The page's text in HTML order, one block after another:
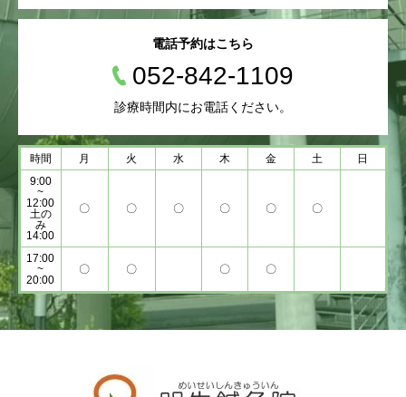
電話予約はこちら
052-842-1109
診療時間内にお電話ください。
時間 月 火 水 木 金 土
日
9:00
~
12:00
土の
み
14:00
〇 〇 〇 〇 〇 〇
17:00
~
20:00
〇 〇 〇 〇